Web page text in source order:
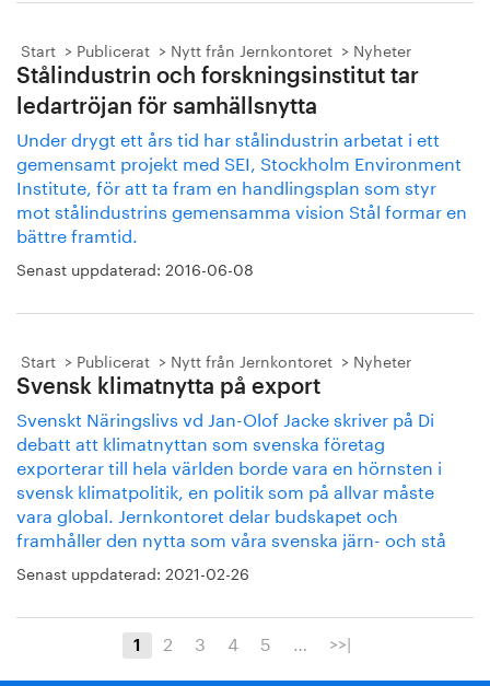
Start Publicerat Nytt från Jernkontoret Nyheter
Stålindustrin och forskningsinstitut tar
ledartröjan för samhällsnytta
Under drygt ett års tid har stålindustrin arbetat i ett
gemensamt projekt med SEI, Stockholm Environment
Institute, för att ta fram en handlingsplan som styr
mot stålindustrins gemensamma vision Stål formar en
bättre framtid.
Senast uppdaterad: 2016-06-08
Start Publicerat Nytt från Jernkontoret Nyheter
Svensk klimatnytta på export
Svenskt Näringslivs vd Jan-Olof Jacke skriver på Di
debatt att klimatnyttan som svenska företag
exporterar till hela världen borde vara en hörnsten i
svensk klimatpolitik, en politik som på allvar måste
vara global. Jernkontoret delar budskapet och
framhåller den nytta som våra svenska järn- och stå
Senast uppdaterad: 2021-02-26
1 2 3 4 5 … >>|